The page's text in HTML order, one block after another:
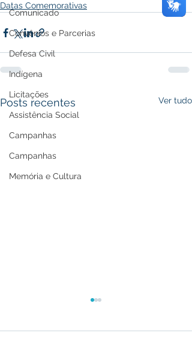
Comunicado
Convênios e Parcerias
Defesa Civil
Indígena
Licitações
Assistência Social
Campanhas
Campanhas
Memória e Cultura
Datas Comemorativas
Posts recentes Ver tudo